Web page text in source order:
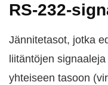
RS-232-
Jännitetasot, jotka
liitäntöjen
yhteiseen tasoon